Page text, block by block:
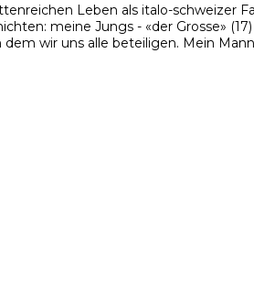
Leben als italo-schweizer
meine Jungs - «der Grosse» (17)
wir uns alle beteiligen. Mein